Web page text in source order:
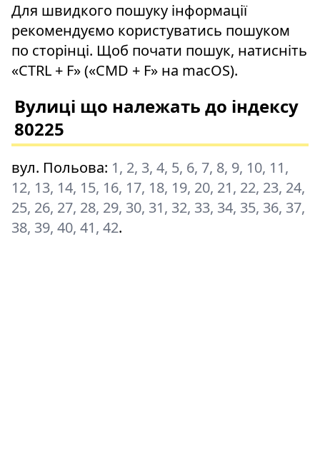
Для швидкого пошуку інформації
рекомендуємо користуватись пошуком
по сторінці. Щоб почати пошук, натисніть
«CTRL + F» («CMD + F» на macOS).
Вулиці що належать до індексу
80225
вул. Польова: 1, 2, 3, 4, 5, 6, 7, 8, 9, 10, 11,
12, 13, 14, 15, 16, 17, 18, 19, 20, 21, 22, 23, 24,
25, 26, 27, 28, 29, 30, 31, 32, 33, 34, 35, 36, 37,
38, 39, 40, 41, 42.